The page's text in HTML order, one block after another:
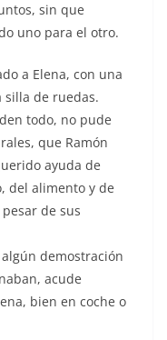
sin que
uno para el otro.
a Elena, con una
de ruedas.
todo, no pude
que Ramón
ayuda de
del alimento y de
de sus
demostración
acude
bien en coche o